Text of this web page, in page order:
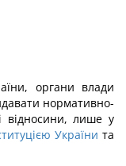
органи влади
нормативно-
відносини, лише у
України та